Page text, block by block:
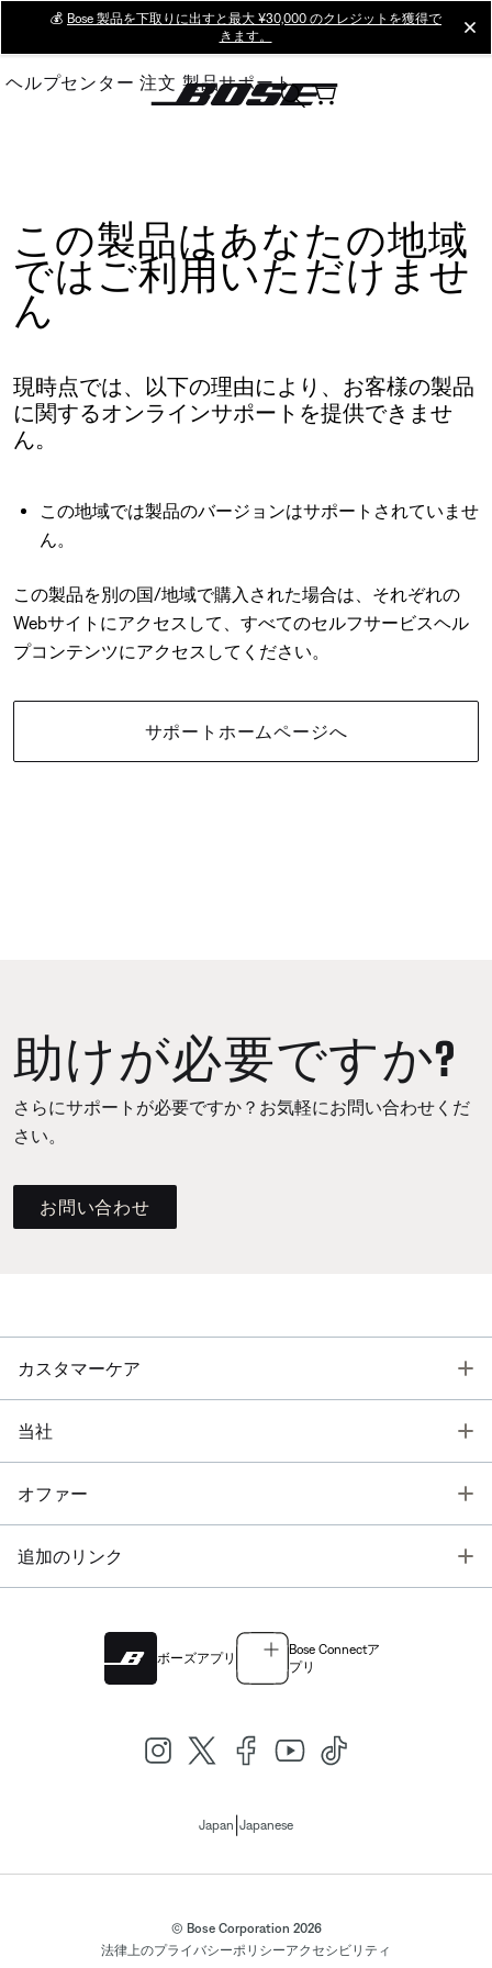
Main
💰 Bose 製品を下取りに出すと最大 ¥30,000 のクレジットを獲得で
きます。
ヘルプセンター 注文 製品サポート
この製品はあなたの地域
ではご利用いただけませ
ん
現時点では、以下の理由により、お客様の製品
に関するオンラインサポートを提供できませ
ん。
この地域では製品のバージョンはサポートされていませ
ん。
この製品を別の国/地域で購入された場合は、それぞれの
Webサイトにアクセスして、すべてのセルフサービスヘル
プコンテンツにアクセスしてください。
サポートホームページへ
助けが必要ですか?
さらにサポートが必要ですか？お気軽にお問い合わせくだ
さい。
お問い合わせ
カスタマーケア
当社
オファー
追加のリンク
ボーズアプリ
Bose Connectア
プリ
Japan Japanese
© Bose Corporation 2026
法律上のプライバシーポリシーアクセシビリティ